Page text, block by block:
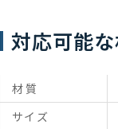
対応可能な
材質
サイズ